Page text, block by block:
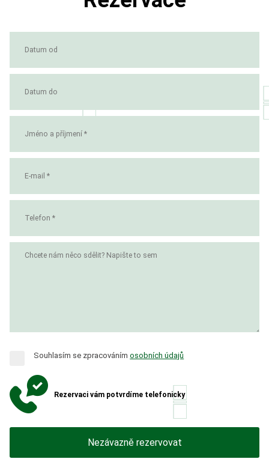
Souhlasím se zpracovánímosobních údajů
Rezervaci vám potvrdíme telefonicky
Nezávazně rezervovat